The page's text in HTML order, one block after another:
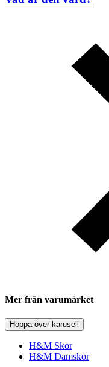
Mer från varumärket
Hoppa över karusell
H&M Skor
H&M Damskor